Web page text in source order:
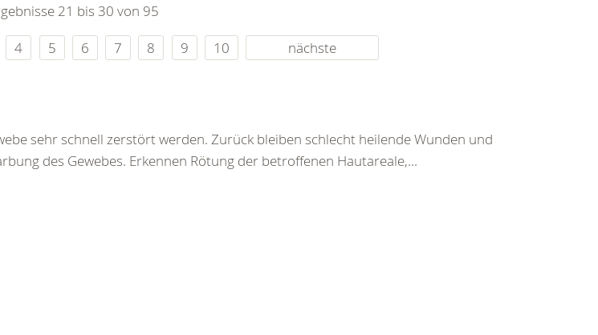
21 bis 30 von 95
4 5 6 7 8 9 10 nächste
sehr schnell zerstört werden. Zurück bleiben schlecht heilende Wunden und
des Gewebes. Erkennen Rötung der betroffenen Hautareale,...